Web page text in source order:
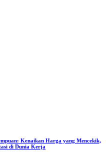
Kenaikan Harga yang Mencekik,
di Dunia Kerja